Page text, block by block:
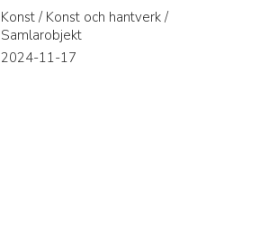
Konst / Konst och hantverk /
Samlarobjekt
2024-11-17